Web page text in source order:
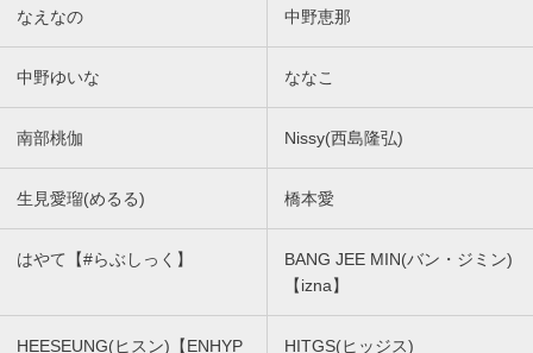
なえなの 中野恵那
中野ゆいな ななこ
南部桃伽 Nissy(西島隆弘)
生見愛瑠(めるる) 橋本愛
はやて【#らぶしっく】
BANG JEE MIN(バン・ジミン)
【izna】
HEESEUNG(ヒスン)【ENHYP
HITGS(ヒッジス)